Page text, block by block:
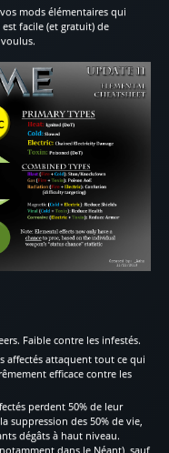
mods élémentaires qui
facile (et gratuit) de
Faible contre les infestés.
affectés attaquent tout ce qui
efficace contre les
perdent 50% de leur
suppression des 50% de vie,
dégâts à haut niveau.
dans le Néant), sauf